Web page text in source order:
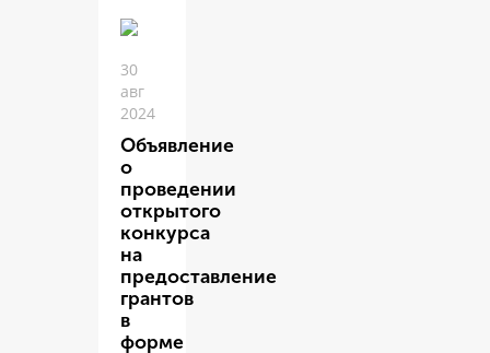
30
авг
2024
Объявление
о
проведении
открытого
конкурса
на
предоставление
грантов
в
форме